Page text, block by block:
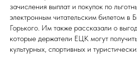
зачисления выплат и покупок по
электронным читательским билетом в
Горького. Им также рассказали о
которые держатели ЕЦК могут
культурных, спортивных и